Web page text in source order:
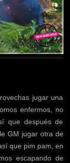
jugar una
enfermos, no
que después de
GM jugar otra de
que pim pam, en
escapando de